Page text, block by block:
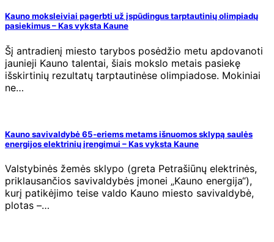
Kauno moksleiviai pagerbti už įspūdingus tarptautinių olimpiadų
pasiekimus – Kas vyksta Kaune
Šį antradienį miesto tarybos posėdžio metu apdovanoti
jaunieji Kauno talentai, šiais mokslo metais pasiekę
išskirtinių rezultatų tarptautinėse olimpiadose. Mokiniai
ne…
Kauno savivaldybė 65-eriems metams išnuomos sklypą saulės
energijos elektrinių įrengimui – Kas vyksta Kaune
Valstybinės žemės sklypo (greta Petrašiūnų elektrinės,
priklausančios savivaldybės įmonei „Kauno energija“),
kurį patikėjimo teise valdo Kauno miesto savivaldybė,
plotas –…